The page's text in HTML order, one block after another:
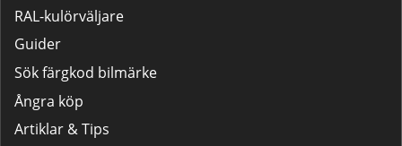
RAL-kulörväljare
Guider
Sök färgkod bilmärke
Ångra köp
Artiklar & Tips